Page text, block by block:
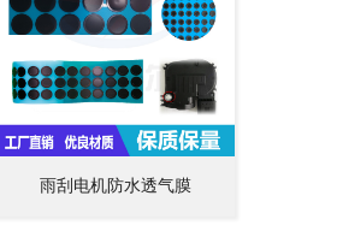
雨刮电机防水透气膜